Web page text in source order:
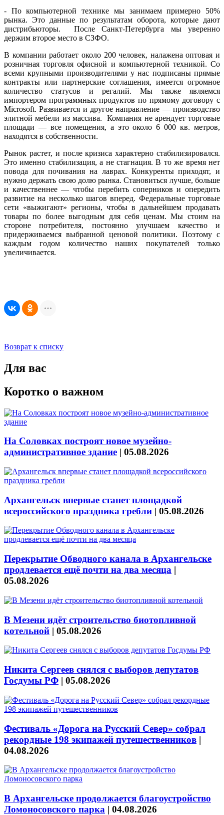
- По компьютерной технике мы занимаем примерно 50%
рынка. Это данные по результатам оборота, которые дают
дистрибьюторы. После Санкт-Петербурга мы уверенно
держим второе место в СЗФО.
В компании работает около 200 человек, налажена оптовая и
розничная торговля офисной и компьютерной техникой. Со
всеми крупными производителями у нас подписаны прямые
контракты или партнерские соглашения, имеется огромное
количество статусов и регалий. Мы также являемся
импортером программных продуктов по прямому договору с
Microsoft. Развивается и другое направление — производство
элитной мебели из массива. Компания не арендует торговые
площади — все помещения, а это около 6 000 кв. метров,
находятся в собственности.
Рынок растет, и после кризиса характерно стабилизировался.
Это именно стабилизация, а не стагнация. В то же время нет
повода для почивания на лаврах. Конкуренты приходят, и
нужно держать свою долю рынка. Становиться лучше, больше
и качественнее — чтобы перебить соперников и опередить
развитие на несколько шагов вперед. Федеральные торговые
сети «выжигают» регионы, чтобы в дальнейшем продавать
товары по более выгодным для себя ценам. Мы стоим на
стороне потребителя, постоянно улучшаем качество и
придерживаемся выбранной ценовой политики. Поэтому с
каждым годом количество наших покупателей только
увеличивается.
Возврат к списку
Для вас
Коротко о важном
На Соловках построят новое музейно-
административное здание | 05.08.2026
Архангельск впервые станет площадкой
всероссийского праздника гребли | 05.08.2026
Перекрытие Обводного канала в Архангельске
продлевается ещё почти на два месяца |
05.08.2026
В Мезени идёт строительство биотопливной
котельной | 05.08.2026
Никита Сергеев снялся с выборов депутатов
Госдумы РФ | 05.08.2026
Фестиваль «Дорога на Русский Север» собрал
рекордные 198 экипажей путешественников |
04.08.2026
В Архангельске продолжается благоустройство
Ломоносовского парка | 04.08.2026